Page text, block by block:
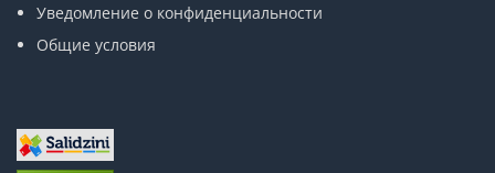
Уведомление о конфиденциальности
Общие условия